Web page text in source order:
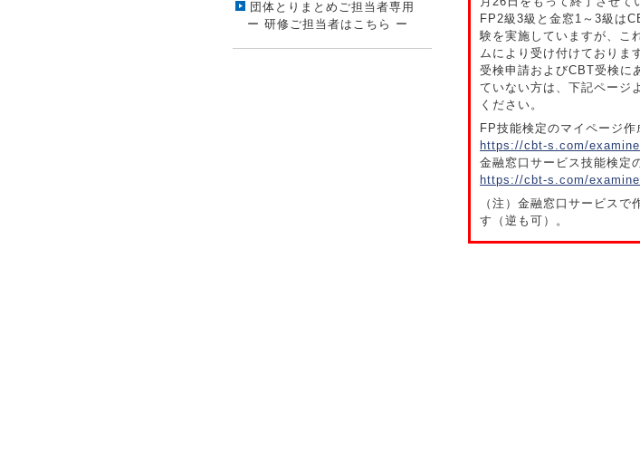
FP2級3級と金窓1～3級は
験を実施していますが、こ
ムにより受け付けておりま
受検申請およびCBT受検に
ていない方は、下記ページ
ください。
FP技能検定のマイページ作
https://cbt-s.com/
金融窓口サービス技能検定
https://cbt-s.com/
（注）金融窓口サービス
す（逆も可）。
団体とりまとめご担当者専用
ー 研修ご担当者はこちら ー